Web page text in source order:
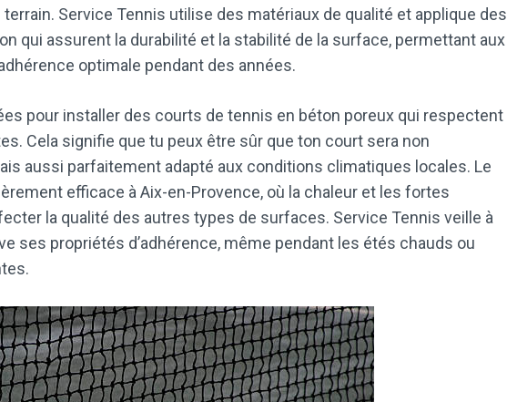
Service Tennis utilise des matériaux de qualité et applique des
qui assurent la durabilité et la stabilité de la surface, permettant aux
optimale pendant des années.
pour installer des courts de tennis en béton poreux qui respectent
Cela signifie que tu peux être sûr que ton court sera non
aussi parfaitement adapté aux conditions climatiques locales. Le
efficace à Aix-en-Provence, où la chaleur et les fortes
la qualité des autres types de surfaces. Service Tennis veille à
ses propriétés d’adhérence, même pendant les étés chauds ou